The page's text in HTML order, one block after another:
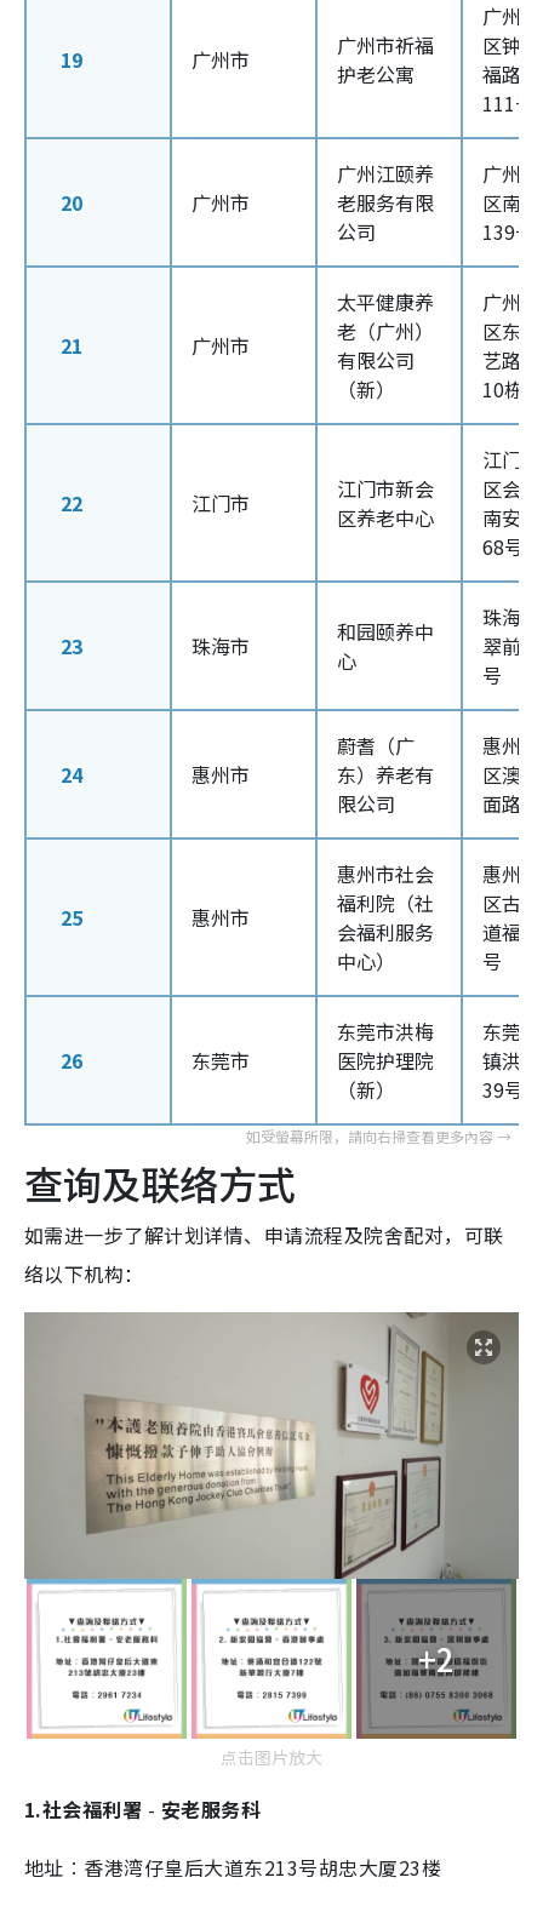
19 广州市
广州市祈福
护老公寓
广州
区钟
福路
111号
20 广州市
广州江颐养
老服务有限
公司
广州
区南
139号
21 广州市
太平健康养
老（广州）
有限公司
（新）
广州
区东
艺路
10栋
22 江门市
江门市新会
区养老中心
江门
区会
南安
68号
23 珠海市
和园颐养中
心
珠海
翠前
号
24 惠州市
蔚耆（广
东）养老有
限公司
惠州
区澳
面路
25 惠州市
惠州市社会
福利院（社
会福利服务
中心）
惠州
区古
道福
号
26 东莞市
东莞市洪梅
医院护理院
（新）
东莞
镇洪
39号
查询及联络方式
如需进一步了解计划详情、申请流程及院舍配对，可联
络以下机构：
+2
点击图片放大
1.社会福利署 - 安老服务科
地址︰香港湾仔皇后大道东213号胡忠大厦23楼